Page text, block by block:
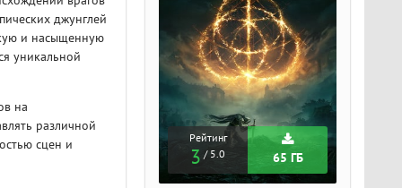
джунглей
и насыщенную
уникальной
на
различной
сцен и
/ 5.0
Рейтинг
3 / 5.0 65 ГБ